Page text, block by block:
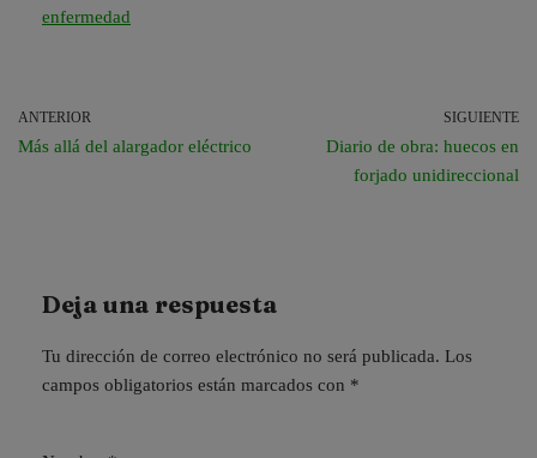
enfermedad
ANTERIOR
Más allá del alargador eléctrico
SIGUIENTE
Diario de obra: huecos en
forjado unidireccional
Deja una respuesta
Tu dirección de correo electrónico no será publicada. Los
campos obligatorios están marcados con *